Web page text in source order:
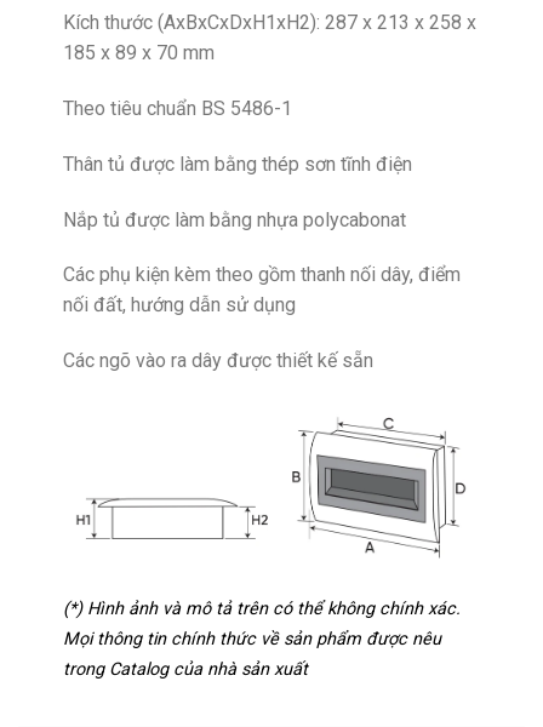
Kích thước (AxBxCxDxH1xH2): 287 x 213 x 258 x
185 x 89 x 70 mm
Theo tiêu chuẩn BS 5486-1
Thân tủ được làm bằng thép sơn tĩnh điện
Nắp tủ được làm bằng nhựa polycabonat
Các phụ kiện kèm theo gồm thanh nối dây, điểm
nối đất, hướng dẫn sử dụng
Các ngõ vào ra dây được thiết kế sẵn
(*) Hình ảnh và mô tả trên có thể không chính xác.
Mọi thông tin chính thức về sản phẩm được nêu
trong Catalog của nhà sản xuất